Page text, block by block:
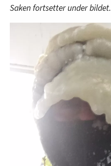
Saken fortsetter under bildet.